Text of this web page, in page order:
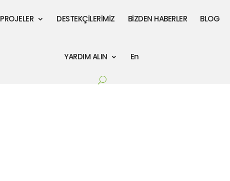
PROJELER DESTEKÇİLERİMİZ BİZDEN HABERLER BLOG
YARDIM ALIN En